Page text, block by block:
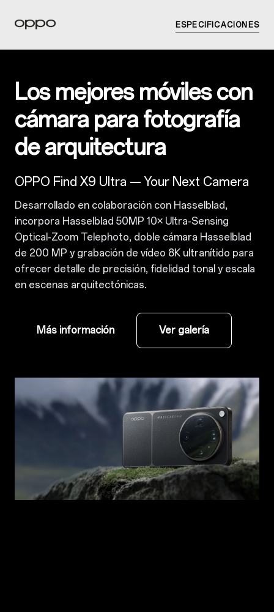
ESPECIFICACIONES
Los mejores móviles con
cámara para fotografía
de arquitectura
OPPO Find X9 Ultra — Your Next Camera
Desarrollado en colaboración con Hasselblad,
incorpora Hasselblad 50MP 10× Ultra-Sensing
Optical-Zoom Telephoto, doble cámara Hasselblad
de 200 MP y grabación de vídeo 8K ultranítido para
ofrecer detalle de precisión, fidelidad tonal y escala
en escenas arquitectónicas.
Más información Ver galería